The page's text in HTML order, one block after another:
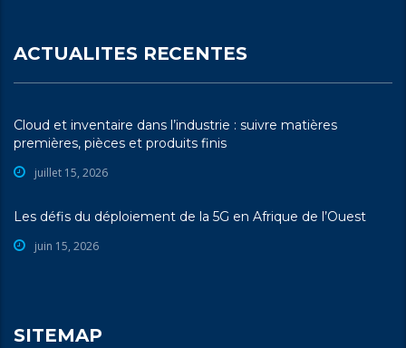
ACTUALITES RECENTES
Cloud et inventaire dans l’industrie : suivre matières
premières, pièces et produits finis
juillet 15, 2026
Les défis du déploiement de la 5G en Afrique de l’Ouest
juin 15, 2026
SITEMAP